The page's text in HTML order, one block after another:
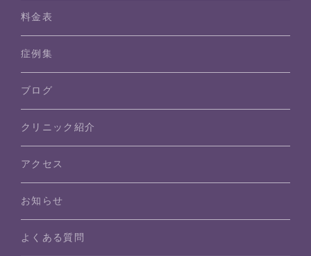
料金表
症例集
ブログ
クリニック紹介
アクセス
お知らせ
よくある質問